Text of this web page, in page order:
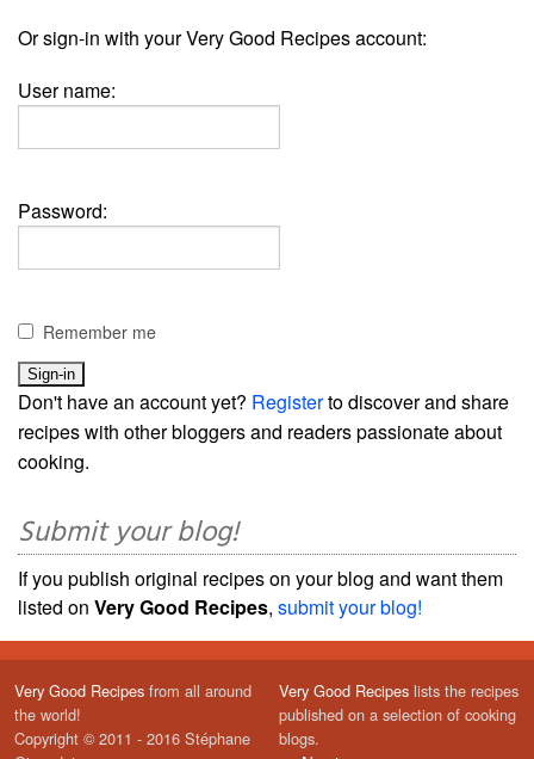
Or sign-in with your Very Good Recipes account:
User name:
Password:
Remember me
Don't have an account yet? Registerto discover and share
recipes with other bloggers and readers passionate about
cooking.
Submit your blog!
If you publish original recipes on your blog and want them
listed on Very Good Recipes, submit your blog!
Very Good Recipes from all around
the world!
Copyright © 2011 - 2016 Stéphane
Very Good Recipes lists the recipes
published on a selection of cooking
blogs.